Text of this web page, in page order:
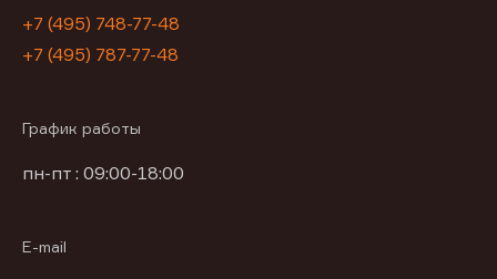
+7 (495) 748-77-48
+7 (495) 787-77-48
График работы
пн-пт : 09:00-18:00
E-mail